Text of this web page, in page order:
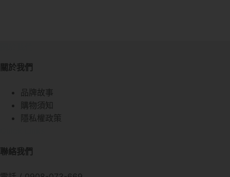
關於我們
品牌故事
購物須知
隱私權政策
聯絡我們